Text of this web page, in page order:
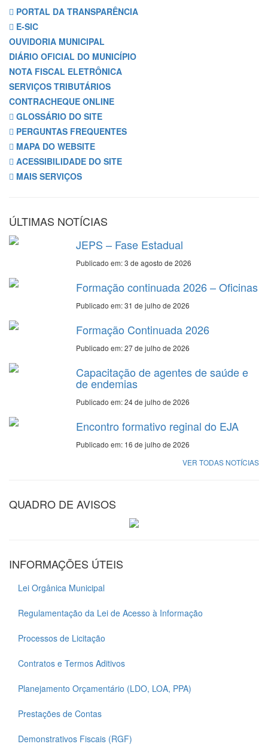
PORTAL DA TRANSPARÊNCIA
E-SIC
OUVIDORIA MUNICIPAL
DIÁRIO OFICIAL DO MUNICÍPIO
NOTA FISCAL ELETRÔNICA
SERVIÇOS TRIBUTÁRIOS
CONTRACHEQUE ONLINE
GLOSSÁRIO DO SITE
PERGUNTAS FREQUENTES
MAPA DO WEBSITE
ACESSIBILIDADE DO SITE
MAIS SERVIÇOS
ÚLTIMAS NOTÍCIAS
JEPS – Fase Estadual
Publicado em: 3 de agosto de 2026
Formação continuada 2026 – Oficinas
Publicado em: 31 de julho de 2026
Formação Continuada 2026
Publicado em: 27 de julho de 2026
Capacitação de agentes de saúde e
de endemias
Publicado em: 24 de julho de 2026
Encontro formativo reginal do EJA
Publicado em: 16 de julho de 2026
VER TODAS NOTÍCIAS
QUADRO DE AVISOS
INFORMAÇÕES ÚTEIS
Lei Orgânica Municipal
Regulamentação da Lei de Acesso à Informação
Processos de Licitação
Contratos e Termos Aditivos
Planejamento Orçamentário (LDO, LOA, PPA)
Prestações de Contas
Demonstrativos Fiscais (RGF)